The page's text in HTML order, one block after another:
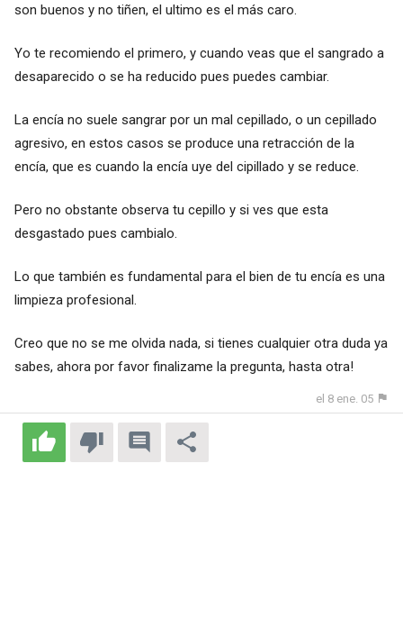
son buenos y no tiñen, el ultimo es el más caro.
Yo te recomiendo el primero, y cuando veas que el sangrado a
desaparecido o se ha reducido pues puedes cambiar.
La encía no suele sangrar por un mal cepillado, o un cepillado
agresivo, en estos casos se produce una retracción de la
encía, que es cuando la encía uye del cipillado y se reduce.
Pero no obstante observa tu cepillo y si ves que esta
desgastado pues cambialo.
Lo que también es fundamental para el bien de tu encía es una
limpieza profesional.
Creo que no se me olvida nada, si tienes cualquier otra duda ya
sabes, ahora por favor finalizame la pregunta, hasta otra!
el 8 ene. 05